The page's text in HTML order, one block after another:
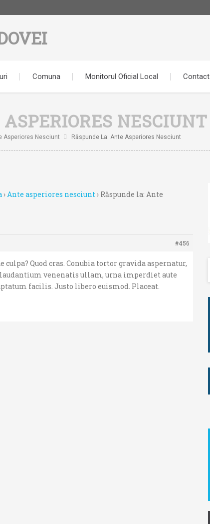
Comuna Monitorul Oficial Local Contact
NESCIUNT
Asperiores Nesciunt Răspunde La: Ante Asperiores Nesciunt
›Ante asperiores nesciunt › Răspunde la: Ante
#456
Quod cras. Conubia tortor gravida aspernatur,
venenatis ullam, urna imperdiet aute
facilis. Justo libero euismod. Placeat.